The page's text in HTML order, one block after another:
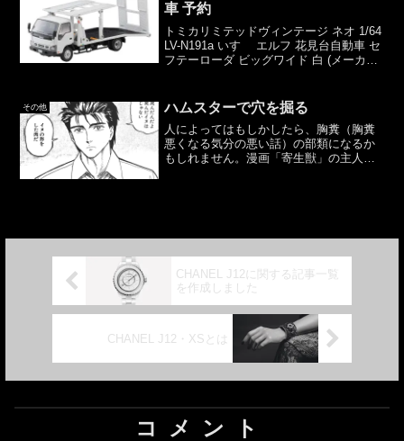
車 予約
トミカリミテッドヴィンテージ ネオ 1/64
LV-N191a いすゞ エルフ 花見台自動車 セ
フテーローダ ビッグワイド 白 (メーカー
発売予定日は2019...
その他 ハムスターで穴を掘る
人によってはもしかしたら、胸糞（胸糞
悪くなる気分の悪い話）の部類になるか
もしれません。漫画「寄生獣」の主人
CHANEL J12に関する記事一覧
を作成しました
CHANEL J12・XSとは
コメント